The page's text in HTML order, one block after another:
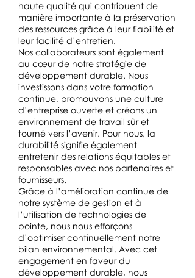
haute qualité qui contribuent de
manière importante à la préservation
des ressources grâce à leur fiabilité et
leur facilité d’entretien.
Nos collaborateurs sont également
au cœur de notre stratégie de
développement durable. Nous
investissons dans votre formation
continue, promouvons une culture
d’entreprise ouverte et créons un
environnement de travail sûr et
tourné vers l’avenir. Pour nous, la
durabilité signifie également
entretenir des relations équitables et
responsables avec nos partenaires et
fournisseurs.
Grâce à l’amélioration continue de
notre système de gestion et à
l’utilisation de technologies de
pointe, nous nous efforçons
d’optimiser continuellement notre
bilan environnemental. Avec cet
engagement en faveur du
développement durable, nous